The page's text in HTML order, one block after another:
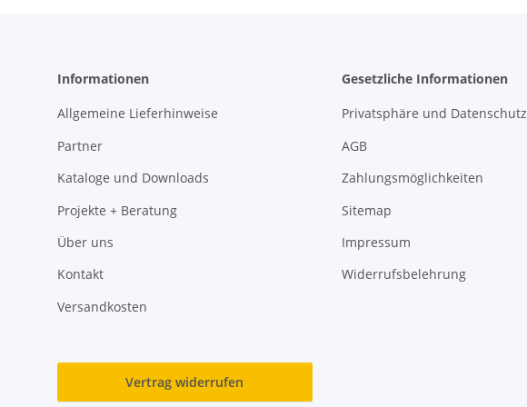
Informationen
Allgemeine Lieferhinweise
Partner
Kataloge und Downloads
Projekte + Beratung
Über uns
Kontakt
Versandkosten
Gesetzliche Informationen
Privatsphäre und Datenschutz
AGB
Zahlungsmöglichkeiten
Sitemap
Impressum
Widerrufsbelehrung
Vertrag widerrufen